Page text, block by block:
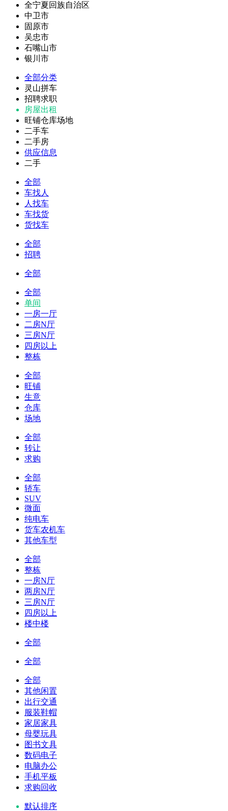
全宁夏回族自治区
中卫市
固原市
吴忠市
石嘴山市
银川市
全部分类
灵山拼车
招聘求职
房屋出租
旺铺仓库场地
二手车
二手房
供应信息
二手
全部
车找人
人找车
车找货
货找车
全部
招聘
全部
全部
单间
一房一厅
二房N厅
三房N厅
四房以上
整栋
全部
旺铺
生意
仓库
场地
全部
转让
求购
全部
轿车
SUV
微面
纯电车
货车农机车
其他车型
全部
整栋
一房N厅
两房N厅
三房N厅
四房以上
楼中楼
全部
全部
全部
其他闲置
出行交通
服装鞋帽
家居家具
母婴玩具
图书文具
数码电子
电脑办公
手机平板
求购回收
默认排序